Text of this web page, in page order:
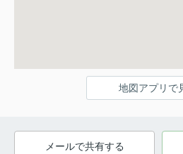
地図アプリで
メールで共有する